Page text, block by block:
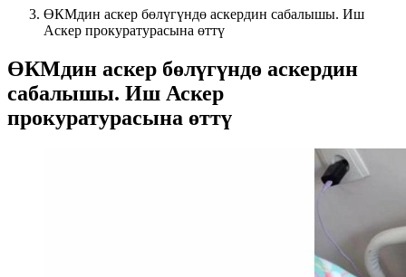
ӨКМдин аскер бөлүгүндө аскердин сабалышы. Иш
Аскер прокуратурасына өттү
ӨКМдин аскер бөлүгүндө аскердин
сабалышы. Иш Аскер
прокуратурасына өттү